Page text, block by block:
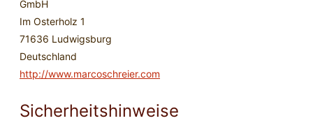
GmbH
Im Osterholz 1
71636 Ludwigsburg
Deutschland
http://www.marcoschreier.com
Sicherheitshinweise